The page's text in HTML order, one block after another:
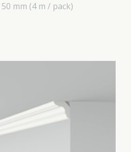
50 mm (4 m / pack)